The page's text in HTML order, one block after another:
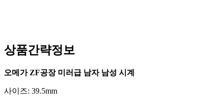
상품간략정보
오메가 ZF공장 미러급 남자 남성 시계
사이즈: 39.5mm